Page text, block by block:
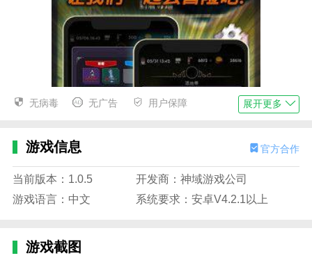
无病毒 无广告 用户保障 展开更多
游戏信息 官方合作
当前版本：1.0.5
开发商：神域游戏公司
游戏语言：中文
系统要求：安卓V4.2.1以上
游戏截图